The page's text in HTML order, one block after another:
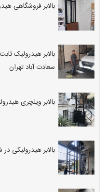
بالابر فروشگاهی هیدرولیکی ۳۰۰
بالابر هیدرولیک
سعادت آباد تهران
بالابر ویلچری
بالابر هیدرولیکی